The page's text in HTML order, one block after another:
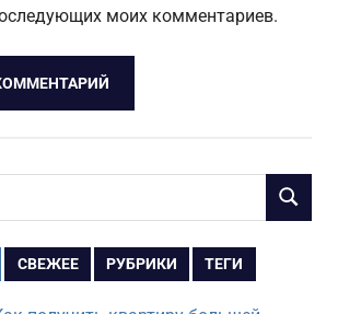
моих комментариев.
ПОИСК
СВЕЖЕЕ РУБРИКИ ТЕГИ